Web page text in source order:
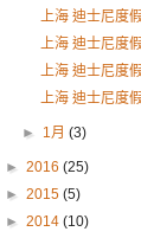
上海 迪士尼度
上海 迪士尼度
上海 迪士尼度
上海 迪士尼度
► 1月(3)
► 2016 (25)
► 2015 (5)
► 2014 (10)